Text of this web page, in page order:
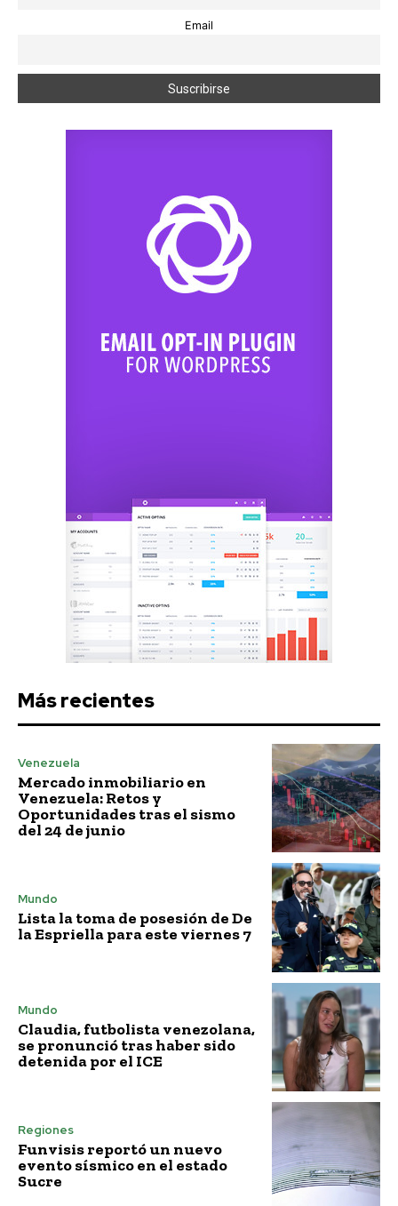
Email
Más recientes
Venezuela
Mercado inmobiliario en
Venezuela: Retos y
Oportunidades tras el sismo
del 24 de junio
Mundo
Lista la toma de posesión de De
la Espriella para este viernes 7
Mundo
Claudia, futbolista venezolana,
se pronunció tras haber sido
detenida por el ICE
Regiones
Funvisis reportó un nuevo
evento sísmico en el estado
Sucre